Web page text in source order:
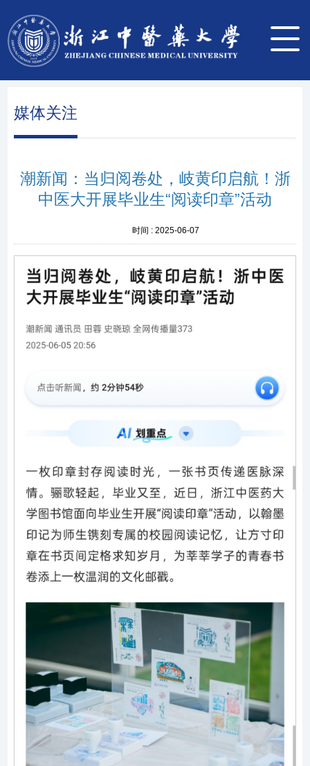
媒体关注
潮新闻：当归阅卷处，岐黄印启航！浙
中医大开展毕业生“阅读印章”活动
时间 : 2025-06-07